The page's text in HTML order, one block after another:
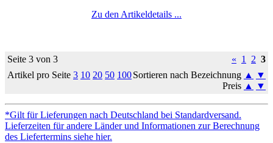
Zu den Artikeldetails ...
Seite 3 von 3 « 1 2 3
Artikel pro Seite 3 10 20 50 100Sortieren nach Bezeichnung ▲
▼
Preis ▲ ▼
*Gilt für Lieferungen nach Deutschland bei Standardversand.
Lieferzeiten für andere Länder und Informationen zur Berechnung
des Liefertermins siehe hier.